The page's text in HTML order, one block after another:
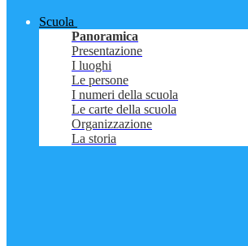
Scuola
Panoramica
Presentazione
I luoghi
Le persone
I numeri della scuola
Le carte della scuola
Organizzazione
La storia